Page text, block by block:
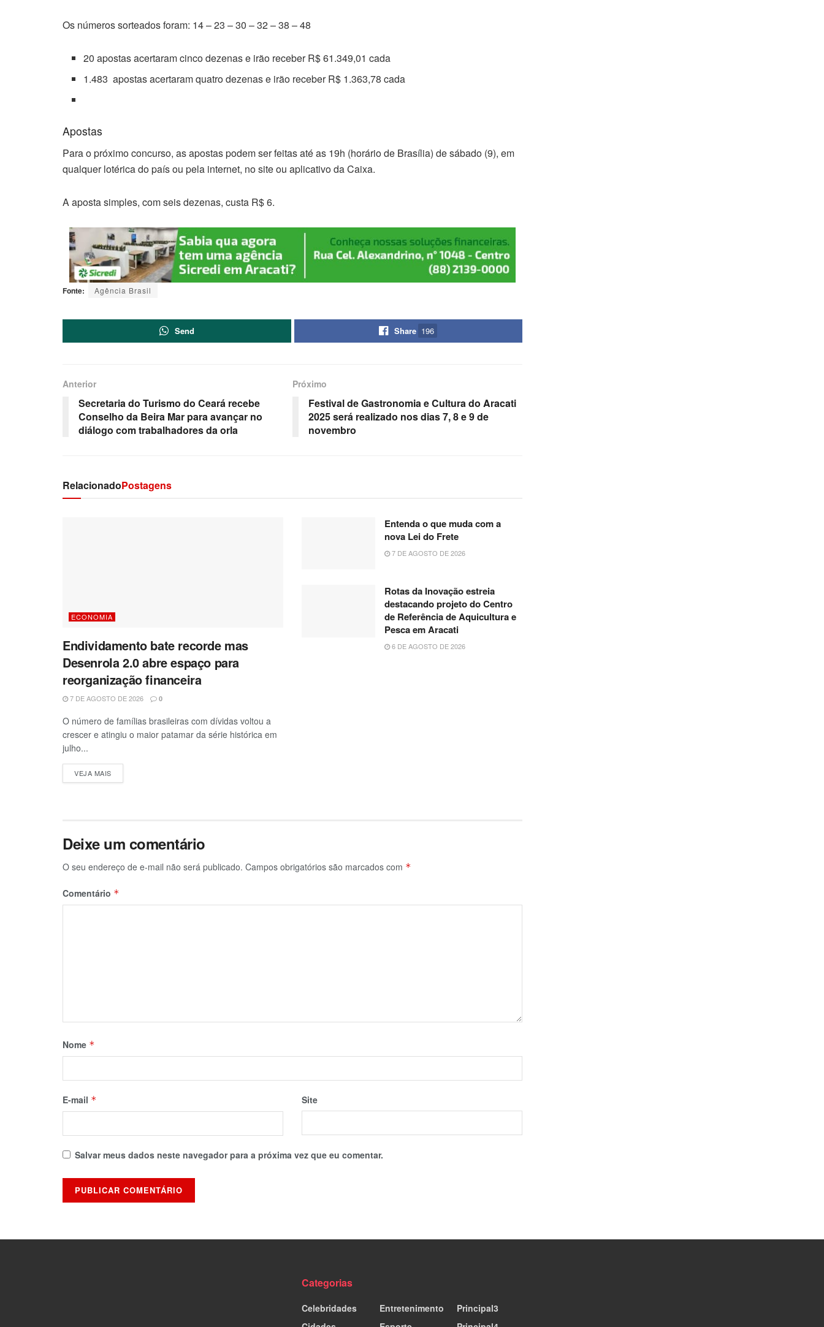
Os números sorteados foram: 14 – 23 – 30 – 32 – 38 – 48
20 apostas acertaram cinco dezenas e irão receber R$ 61.349,01 cada
1.483 apostas acertaram quatro dezenas e irão receber R$ 1.363,78 cada
Apostas
Para o próximo concurso, as apostas podem ser feitas até as 19h (horário de Brasília) de sábado (9), em
qualquer lotérica do país ou pela internet, no site ou aplicativo da Caixa.
A aposta simples, com seis dezenas, custa R$ 6.
Fonte: Agência Brasil
Send Share 196
Anterior
Secretaria do Turismo do Ceará recebe
Conselho da Beira Mar para avançar no
diálogo com trabalhadores da orla
Próximo
Festival de Gastronomia e Cultura do Aracati
2025 será realizado nos dias 7, 8 e 9 de
novembro
RelacionadoPostagens
ECONOMIA
Endividamento bate recorde mas
Desenrola 2.0 abre espaço para
reorganização financeira
7 DE AGOSTO DE 2026 0
O número de famílias brasileiras com dívidas voltou a
crescer e atingiu o maior patamar da série histórica em
julho...
VEJA MAIS
Entenda o que muda com a
nova Lei do Frete
7 DE AGOSTO DE 2026
Rotas da Inovação estreia
destacando projeto do Centro
de Referência de Aquicultura e
Pesca em Aracati
6 DE AGOSTO DE 2026
Deixe um comentário
O seu endereço de e-mail não será publicado. Campos obrigatórios são marcados com *
Comentário *
Nome *
E-mail * Site
Salvar meus dados neste navegador para a próxima vez que eu comentar.
Categorias
Celebridades
Entretenimento
Principal3